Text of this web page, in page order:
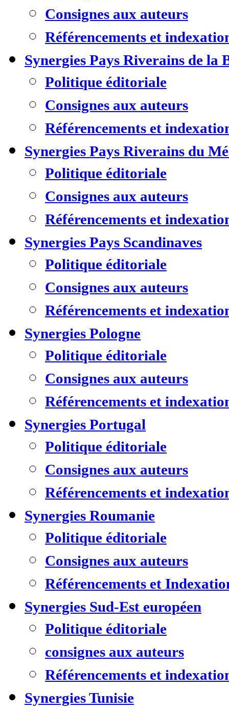
Consignes aux auteurs
Référencements et
Synergies Pays Riverains de la
Politique éditoriale
Consignes aux auteurs
Référencements et
Synergies Pays Riverains du
Politique éditoriale
Consignes aux auteurs
Référencements et
Synergies Pays Scandinaves
Politique éditoriale
Consignes aux auteurs
Référencements et
Synergies Pologne
Politique éditoriale
Consignes aux auteurs
Référencements et
Synergies Portugal
Politique éditoriale
Consignes aux auteurs
Référencements et
Synergies Roumanie
Politique éditoriale
Consignes aux auteurs
Référencements et
Synergies Sud-Est européen
Politique éditoriale
consignes aux auteurs
Référencements et
Synergies Tunisie